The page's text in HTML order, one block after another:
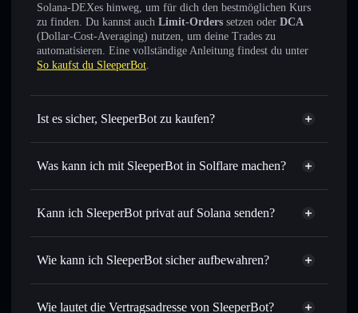
Solana-DEXes hinweg, um für dich den bestmöglichen Kurs
zu finden. Du kannst auch Limit-Orders setzen oder DCA
(Dollar-Cost-Averaging) nutzen, um deine Trades zu
automatisieren. Eine vollständige Anleitung findest du unter
So kaufst du SleeperBot.
Ist es sicher, SleeperBot zu kaufen?
SleeperBot nicht verifiziert
Was kann ich mit SleeperBot in Solflare machen?
SleeperBot
Solflare-Wallet
Sofort tauschen– handle ZZZZ gegen SOL, USDC oder
Routing zum bestmöglichen Kurs
Limit-Orders setzen– automatisiere Trades zu deinem
per Durchschnittskosteneffekt in ZZZZ einsteigen
Kann ich SleeperBot privat auf Solana senden?
Privacy
Wie kann ich SleeperBot sicher aufbewahren?
SleeperBot
Wie lautet die Vertragsadresse von SleeperBot?